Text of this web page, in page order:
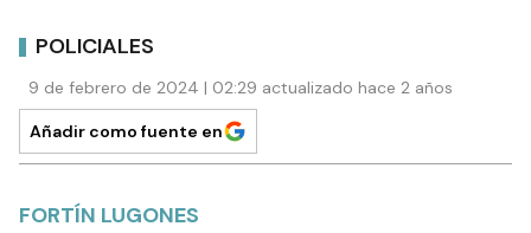
POLICIALES
9 de febrero de 2024 | 02:29 actualizado hace 2 años
Añadir como fuente en
FORTÍN LUGONES